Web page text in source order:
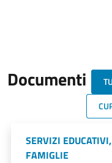
Documenti
SERVIZI
FAMIGLIE